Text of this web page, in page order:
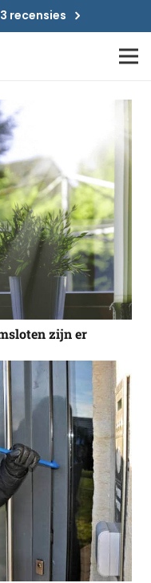
recensies
zijn er